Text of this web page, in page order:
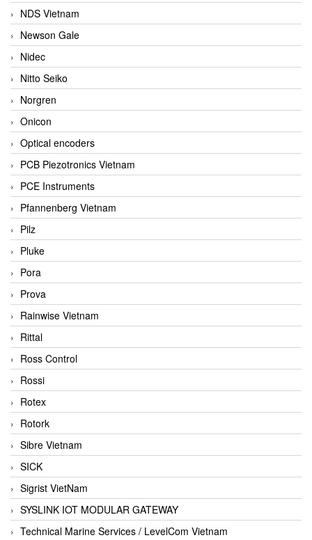
NDS Vietnam
Newson Gale
Nidec
Nitto Seiko
Norgren
Onicon
Optical encoders
PCB Piezotronics Vietnam
PCE Instruments
Pfannenberg Vietnam
Pilz
Pluke
Pora
Prova
Rainwise Vietnam
Rittal
Ross Control
Rossi
Rotex
Rotork
Sibre Vietnam
SICK
Sigrist VietNam
SYSLINK IOT MODULAR GATEWAY
Technical Marine Services / LevelCom Vietnam